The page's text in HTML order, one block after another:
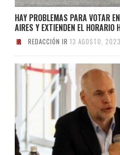
HAY PROBLEMAS PARA VOTAR
AIRES Y EXTIENDEN EL
REDACCIÓN IR 13 AGOSTO, 2023